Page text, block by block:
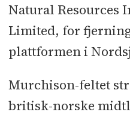
Natural Resources
Limited, for
plattformen i
Murchison-feltet
britisk-norske